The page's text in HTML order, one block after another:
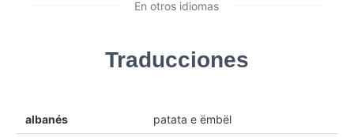
En otros idiomas
Traducciones
albanés patata e ëmbël